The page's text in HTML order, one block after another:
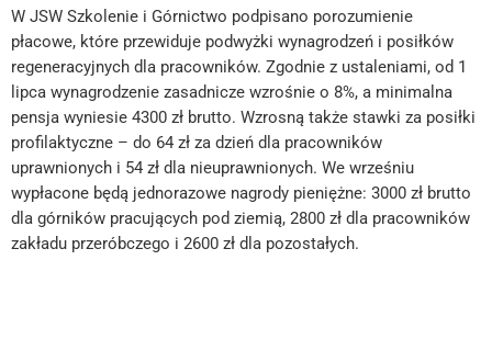
W JSW Szkolenie i Górnictwo podpisano porozumienie
płacowe, które przewiduje podwyżki wynagrodzeń i posiłków
regeneracyjnych dla pracowników. Zgodnie z ustaleniami, od 1
lipca wynagrodzenie zasadnicze wzrośnie o 8%, a minimalna
pensja wyniesie 4300 zł brutto. Wzrosną także stawki za posiłki
profilaktyczne – do 64 zł za dzień dla pracowników
uprawnionych i 54 zł dla nieuprawnionych. We wrześniu
wypłacone będą jednorazowe nagrody pieniężne: 3000 zł brutto
dla górników pracujących pod ziemią, 2800 zł dla pracowników
zakładu przeróbczego i 2600 zł dla pozostałych.